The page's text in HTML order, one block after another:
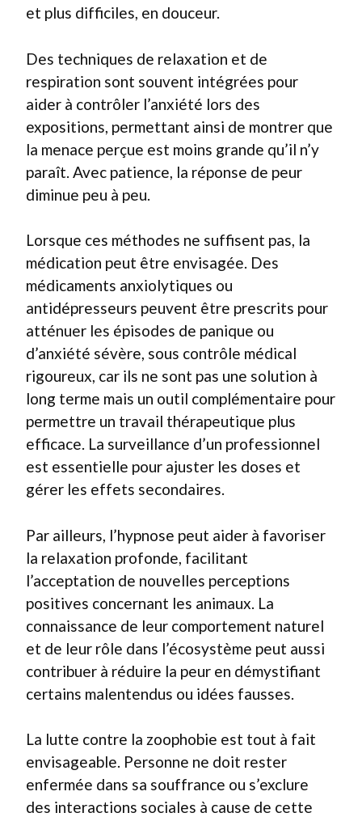
et plus difficiles, en douceur.
Des techniques de relaxation et de
respiration sont souvent intégrées pour
aider à contrôler l’anxiété lors des
expositions, permettant ainsi de montrer que
la menace perçue est moins grande qu’il n’y
paraît. Avec patience, la réponse de peur
diminue peu à peu.
Lorsque ces méthodes ne suffisent pas, la
médication peut être envisagée. Des
médicaments anxiolytiques ou
antidépresseurs peuvent être prescrits pour
atténuer les épisodes de panique ou
d’anxiété sévère, sous contrôle médical
rigoureux, car ils ne sont pas une solution à
long terme mais un outil complémentaire pour
permettre un travail thérapeutique plus
efficace. La surveillance d’un professionnel
est essentielle pour ajuster les doses et
gérer les effets secondaires.
Par ailleurs, l’hypnose peut aider à favoriser
la relaxation profonde, facilitant
l’acceptation de nouvelles perceptions
positives concernant les animaux. La
connaissance de leur comportement naturel
et de leur rôle dans l’écosystème peut aussi
contribuer à réduire la peur en démystifiant
certains malentendus ou idées fausses.
La lutte contre la zoophobie est tout à fait
envisageable. Personne ne doit rester
enfermée dans sa souffrance ou s’exclure
des interactions sociales à cause de cette